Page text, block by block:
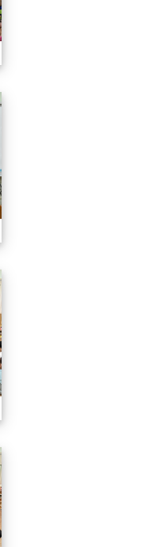
06.20校長說故事幼兒園
06.20校長說故事幼兒園
06.20校長說故事幼兒園